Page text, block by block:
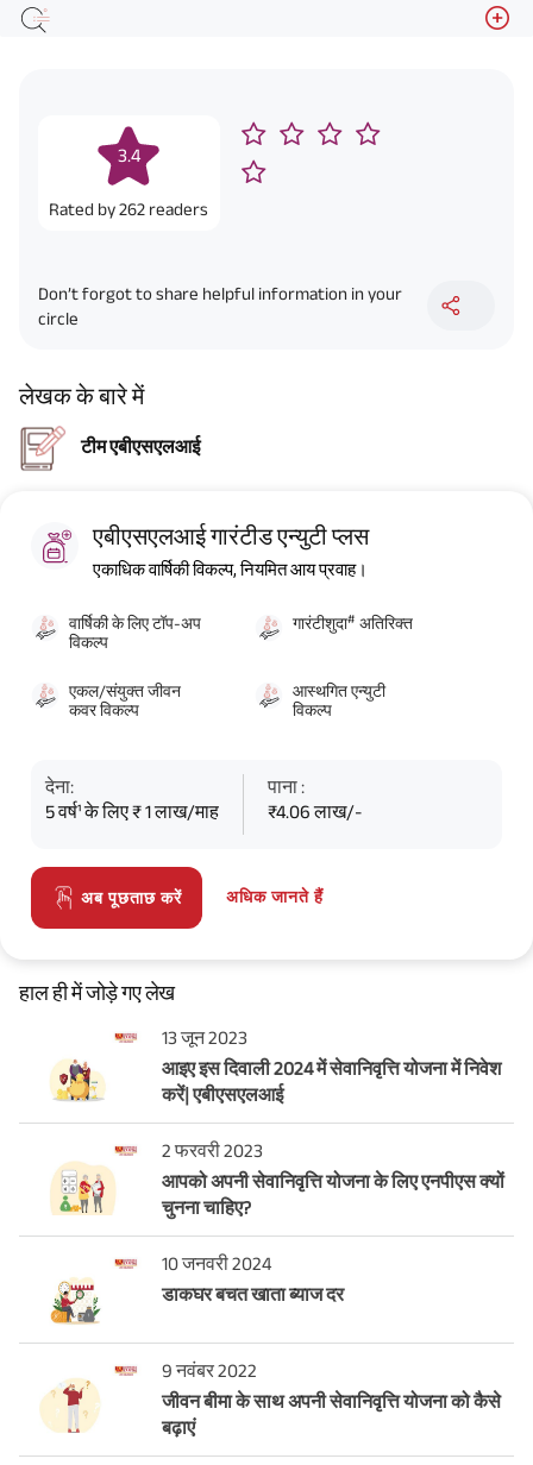
3.4
Rated by262 readers
Don’t forgot to share helpful information in your
circle
लेखक के बारे में
टीम एबीएसएलआई
एबीएसएलआई गारंटीड एन्युटी प्लस
एकाधिक वार्षिकी विकल्प, नियमित आय प्रवाह।
वार्षिकी के लिए टॉप-अप
विकल्प
गारंटीशुदा# अतिरिक्त
एकल/संयुक्त जीवन
कवर विकल्प
आस्थगित एन्युटी
विकल्प
देना:
5 वर्ष¹ के लिए ₹ 1 लाख/माह
पाना :
₹4.06 लाख/-
अब पूछताछ करें अधिक जानते हैं
हाल ही में जोड़े गए लेख
13 जून 2023
आइए इस दिवाली 2024 में सेवानिवृत्ति योजना में निवेश
करें| एबीएसएलआई
2 फरवरी 2023
आपको अपनी सेवानिवृत्ति योजना के लिए एनपीएस क्यों
चुनना चाहिए?
10 जनवरी 2024
डाकघर बचत खाता ब्याज दर
9 नवंबर 2022
जीवन बीमा के साथ अपनी सेवानिवृत्ति योजना को कैसे
बढ़ाएं